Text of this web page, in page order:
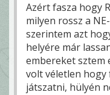
Azért fasza hogy
milyen rossz a
szerintem azt
helyére már
embereket sztem
volt véletlen
játszatni, hülyén